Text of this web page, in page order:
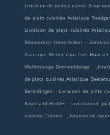
Livraison de plats cuisinés
de plats cuisinés Asiatique
Livraison de plats cuisinés
Monnerech Steebrécken .
Asiatique Weiler zum Tuer Haassel
Walferdange Dommeldange .
de plats cuisinés Asiatique
Bereldingen . Livraison de plats
Koplescht Briddel . Livraison de
cuisinés Chinois . Livraison de